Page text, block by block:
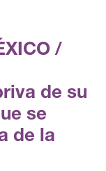
/
de su
se
de la